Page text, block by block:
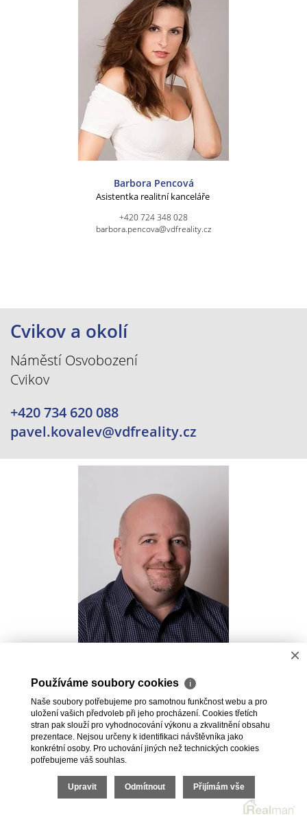
Barbora Pencová
Asistentka realitní kanceláře
+420 724 348 028
barbora.pencova@vdfreality.cz
Cvikov a okolí
Náměstí Osvobození
Cvikov
+420 734 620 088
pavel.kovalev@vdfreality.cz
Pavel Kovalev
+420 723 491 625
pavel.kovalev@vdfreality.cz
×
Používáme soubory cookies ℹ
Naše soubory potřebujeme pro samotnou funkčnost webu a pro
uložení vašich předvoleb při jeho procházení. Cookies třetích
stran pak slouží pro vyhodnocování výkonu a zkvalitnění obsahu
prezentace. Nejsou určeny k identifikaci návštěvníka jako
konkrétní osoby. Pro uchování jiných než technických cookies
potřebujeme váš souhlas.
Upravit Odmítnout Přijímám vše